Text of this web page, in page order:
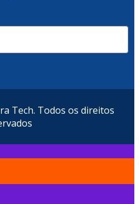
Tech. Todos os direitos